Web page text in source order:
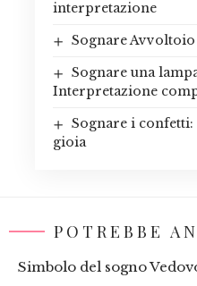
interpretazione
Sognare Avvoltoio
Sognare una
Interpretazione
Sognare i
gioia
POTREBBE
Simbolo del sogno